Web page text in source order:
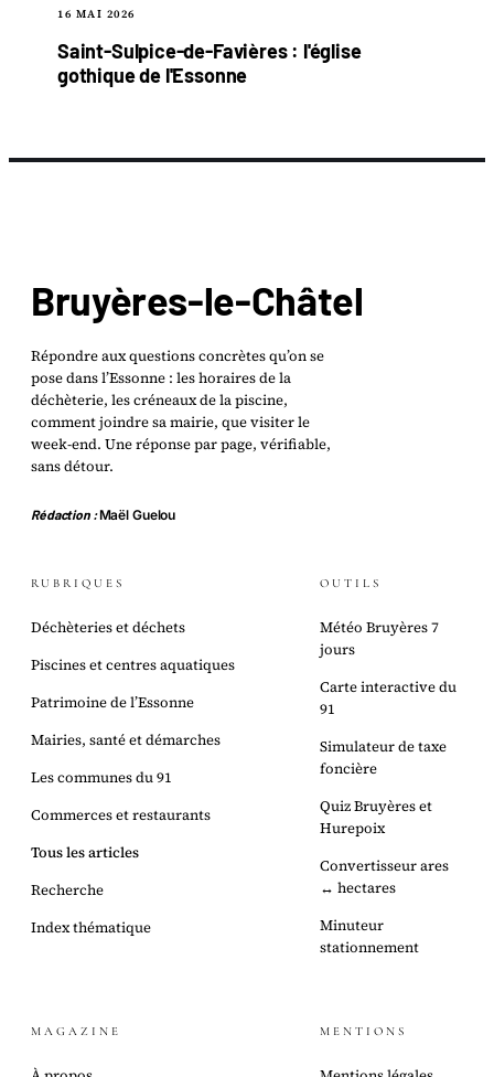
16 MAI 2026
Saint-Sulpice-de-Favières : l'église
gothique de l'Essonne
Bruyères-le-Châtel
Répondre aux questions concrètes qu’on se
pose dans l’Essonne : les horaires de la
déchèterie, les créneaux de la piscine,
comment joindre sa mairie, que visiter le
week-end. Une réponse par page, vérifiable,
sans détour.
Rédaction :Maël Guelou
RUBRIQUES
Déchèteries et déchets
Piscines et centres aquatiques
Patrimoine de l’Essonne
Mairies, santé et démarches
Les communes du 91
Commerces et restaurants
Tous les articles
Recherche
Index thématique
OUTILS
Météo Bruyères 7
jours
Carte interactive du
91
Simulateur de taxe
foncière
Quiz Bruyères et
Hurepoix
Convertisseur ares
↔ hectares
Minuteur
stationnement
MAGAZINE MENTIONS